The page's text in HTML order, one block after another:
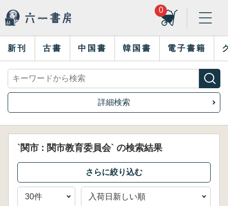
0
新刊 古書 中国書 韓国書 電子書籍
詳細検索
`関市 : 関市教育委員会` の検索結果